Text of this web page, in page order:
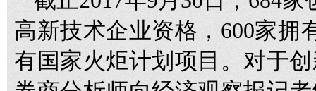
高新技术企业资格，600家拥
有国家火炬计划项目。对于